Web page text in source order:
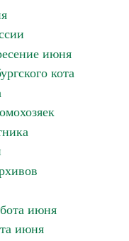
июня
кота
июня
июня